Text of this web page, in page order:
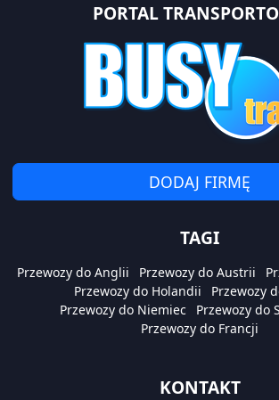
PORTAL
DODAJ FIRMĘ
TAGI
Przewozy do Anglii Przewozy do Austrii
Przewozy do Holandii
Przewozy
Przewozy do Niemiec
Przewozy do
Przewozy do Francji
KONTAKT